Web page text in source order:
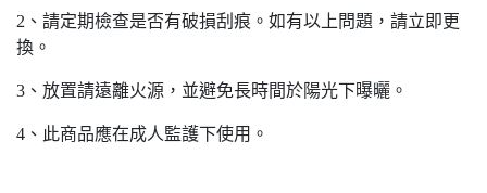
2、請定期檢查是否有破損刮痕。如有以上問題，請立即更
換。
3、放置請遠離火源，並避免長時間於陽光下曝曬。
4、此商品應在成人監護下使用。